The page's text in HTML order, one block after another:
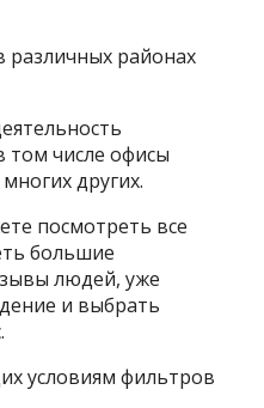
различных районах
том числе офисы
других.
посмотреть все
большие
людей, уже
и выбрать
условиям фильтров